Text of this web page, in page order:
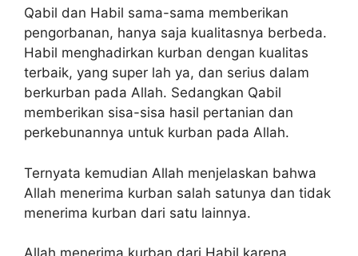
Qabil dan Habil sama-sama memberikan
pengorbanan, hanya saja kualitasnya berbeda.
Habil menghadirkan kurban dengan kualitas
terbaik, yang super lah ya, dan serius dalam
berkurban pada Allah. Sedangkan Qabil
memberikan sisa-sisa hasil pertanian dan
perkebunannya untuk kurban pada Allah.
Ternyata kemudian Allah menjelaskan bahwa
Allah menerima kurban salah satunya dan tidak
menerima kurban dari satu lainnya.